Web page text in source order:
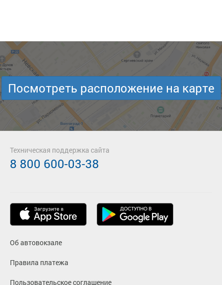
Посмотреть расположение на карте
Об автовокзале
Правила платежа
Пользовательское соглашение
Техническая поддержка сайта
8 800 600-03-38